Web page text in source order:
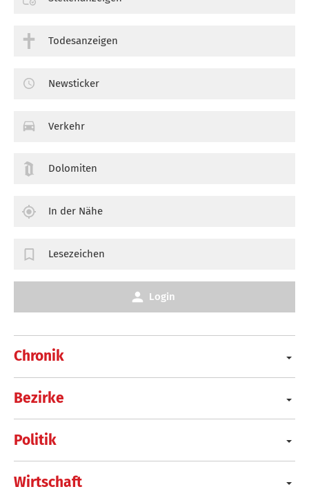
Chronik
Bezirke
Politik
Wirtschaft
Todesanzeigen
Newsticker
Verkehr
Dolomiten
In der Nähe
Lesezeichen
Login